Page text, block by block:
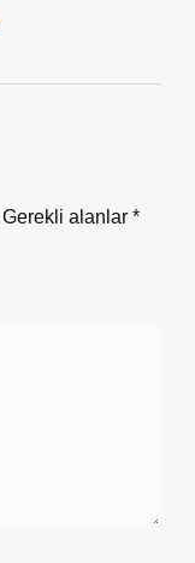
Gerekli alanlar *